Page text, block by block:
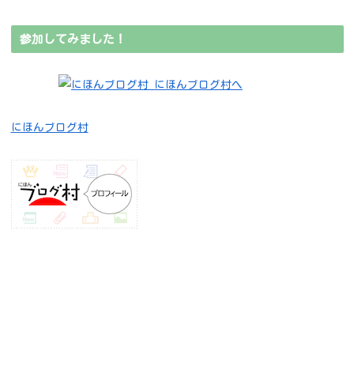
参加してみました！
にほんブログ村